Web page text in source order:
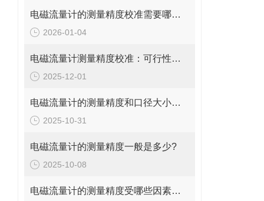
电磁流量计的测量精度校准需要哪些工具和设备?
2026-01-04
电磁流量计测量精度校准：可行性、方法与实操指南
2025-12-01
电磁流量计的测量精度和口径大小的关系是什么?
2025-10-31
电磁流量计的测量精度一般是多少?
2025-10-08
电磁流量计的测量精度受哪些因素影响?